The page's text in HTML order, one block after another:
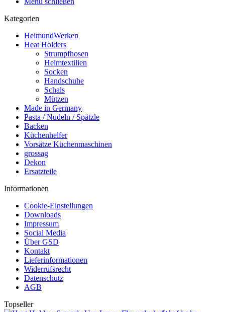
Kategorien
HeimundWerken
Heat Holders
Strumpfhosen
Heimtextilien
Socken
Handschuhe
Schals
Mützen
Made in Germany
Pasta / Nudeln / Spätzle
Backen
Küchenhelfer
Vorsätze Küchenmaschinen
grossag
Dekon
Ersatzteile
Informationen
Cookie-Einstellungen
Downloads
Impressum
Social Media
Über GSD
Kontakt
Lieferinformationen
Widerrufsrecht
Datenschutz
AGB
Topseller